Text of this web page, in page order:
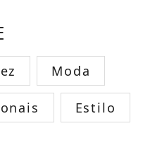
Moda
Estilo